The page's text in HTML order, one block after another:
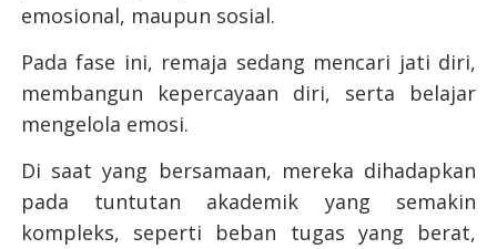
emosional, maupun sosial.
Pada fase ini, remaja sedang mencari jati diri,
membangun kepercayaan diri, serta belajar
mengelola emosi.
Di saat yang bersamaan, mereka dihadapkan
pada tuntutan akademik yang semakin
kompleks, seperti beban tugas yang berat,